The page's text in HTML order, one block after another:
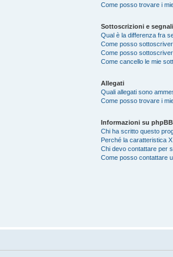
Come posso trovare i
Sottoscrizioni e
Qual è la differenza fra
Come posso
Come posso
Come cancello le mie
Allegati
Quali allegati sono
Come posso trovare i
Informazioni su phpBB
Chi ha scritto questo
Perché la caratteristica
Chi devo contattare per
Come posso contattare